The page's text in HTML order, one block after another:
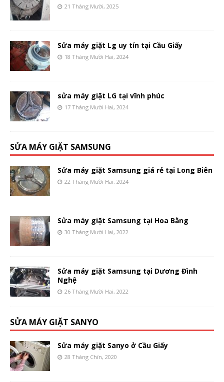
21 Tháng Mười, 2025
Sửa máy giặt Lg uy tín tại Cầu Giấy
18 Tháng Mười Hai, 2024
sửa máy giặt LG tại vĩnh phúc
17 Tháng Mười Hai, 2024
SỬA MÁY GIẶT SAMSUNG
Sửa máy giặt Samsung giá rẻ tại Long Biên
22 Tháng Mười Hai, 2024
Sửa máy giặt Samsung tại Hoa Bằng
30 Tháng Mười Hai, 2022
Sửa máy giặt Samsung tại Dương Đình
Nghệ
26 Tháng Mười Hai, 2022
SỬA MÁY GIẶT SANYO
Sửa máy giặt Sanyo ở Cầu Giấy
28 Tháng Chín, 2020